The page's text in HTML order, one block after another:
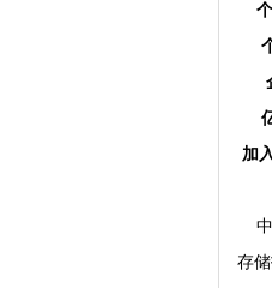
个
个
企
亿
加
中
存